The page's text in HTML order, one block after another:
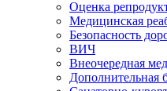
Оценка
Медицинская
Безопасность
ВИЧ
Внеочередная
Дополнительная